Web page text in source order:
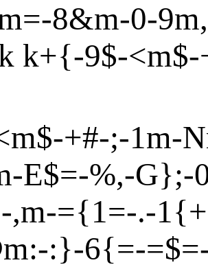
=-8&m-0-9m,
k+{-9$-<m$-
$-+#-;-1m-N
-E$=-%,-G};-
-,m-={1=-.-1{+
m:-:}-6{=-=$=